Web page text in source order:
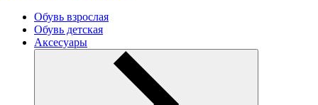
Обувь взрослая
Обувь детская
Аксесуары